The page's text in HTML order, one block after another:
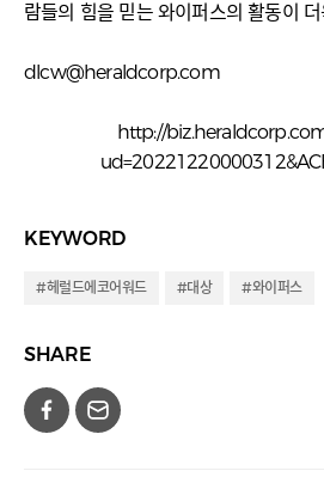
람들의 힘을 믿는 와이퍼스의 활동이
dlcw@heraldcorp.com
http://
KEYWORD
#헤럴드에코어워드 #대상 #와이퍼스
SHARE